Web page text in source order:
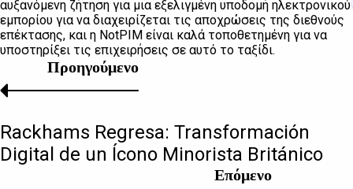
αυξανόμενη ζήτηση για μια εξελιγμένη υποδομή ηλεκτρονικού
εμπορίου για να διαχειρίζεται τις αποχρώσεις της διεθνούς
επέκτασης, και η NotPIM είναι καλά τοποθετημένη για να
υποστηρίξει τις επιχειρήσεις σε αυτό το ταξίδι.
Επόμενο
Προηγούμενο
Rackhams Regresa: Transformación
Digital de un Ícono Minorista Británico